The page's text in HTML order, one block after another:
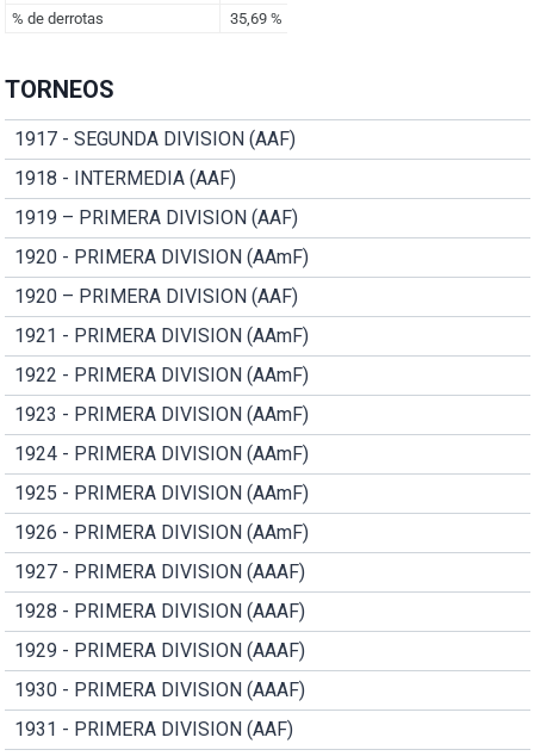
TORNEOS
1917 - SEGUNDA DIVISION (AAF)
1918 - INTERMEDIA (AAF)
1919 – PRIMERA DIVISION (AAF)
1920 - PRIMERA DIVISION (AAmF)
1920 – PRIMERA DIVISION (AAF)
1921 - PRIMERA DIVISION (AAmF)
1922 - PRIMERA DIVISION (AAmF)
1923 - PRIMERA DIVISION (AAmF)
1924 - PRIMERA DIVISION (AAmF)
1925 - PRIMERA DIVISION (AAmF)
1926 - PRIMERA DIVISION (AAmF)
1927 - PRIMERA DIVISION (AAAF)
1928 - PRIMERA DIVISION (AAAF)
1929 - PRIMERA DIVISION (AAAF)
1930 - PRIMERA DIVISION (AAAF)
1931 - PRIMERA DIVISION (AAF)